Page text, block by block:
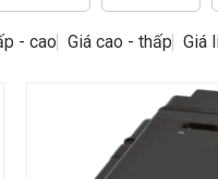
- cao Giá cao - thấp Giá